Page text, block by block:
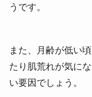
うです。
また、月齢が低い
たり肌荒れが気に
い要因でしょう。